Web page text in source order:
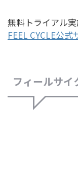
無料トライアル実
FEEL CYCLE公式
フィールサイ